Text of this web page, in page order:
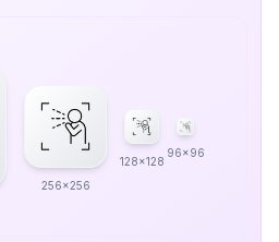
256x256
128x128
96x96